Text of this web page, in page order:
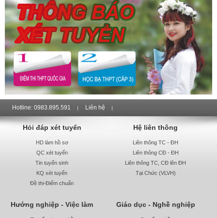
Hotline: 0983.895.591 Liên hệ
Hỏi đáp xét tuyển
HD làm hồ sơ
QC xét tuyển
Tin tuyển sinh
KQ xét tuyển
Đề thi-Điểm chuẩn
Hệ liên thông
Liên thông TC - ĐH
Liên thông CĐ - ĐH
Liên thông TC, CĐ lên ĐH
Tại Chức (VLVH)
Hướng nghiệp - Việc làm Giáo dục - Nghề nghiệp